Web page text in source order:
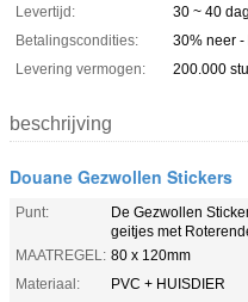
Levertijd:
30 ~ 40
Betalingscondities:
30% neer
Levering vermogen:
200.000
beschrijving
Douane Gezwollen Stickers
Punt:
De Gezwollen
geitjes met
MAATREGEL: 80 x 120mm
Materiaal:
PVC + HUISDIER